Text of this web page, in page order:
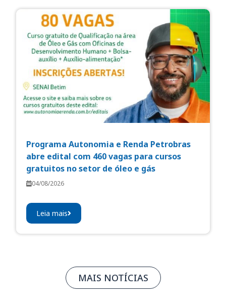
Programa Autonomia e Renda Petrobras
abre edital com 460 vagas para cursos
gratuitos no setor de óleo e gás
04/08/2026
Leia mais
MAIS NOTÍCIAS